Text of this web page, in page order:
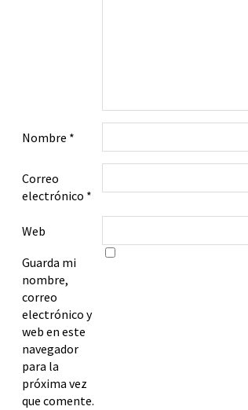
Nombre *
Correo
electrónico *
Web
Guarda mi
nombre,
correo
electrónico y
web en este
navegador
para la
próxima vez
que comente.